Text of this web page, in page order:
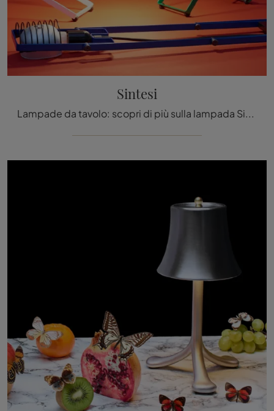
Sintesi
Lampade da tavolo: scopri di più sulla lampada Sintesi in metallo che ti consigliamo.